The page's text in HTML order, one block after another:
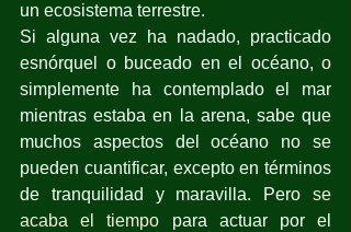
un ecosistema terrestre.
Si alguna vez ha nadado, practicado
esnórquel o buceado en el océano, o
simplemente ha contemplado el mar
mientras estaba en la arena, sabe que
muchos aspectos del océano no se
pueden cuantificar, excepto en términos
de tranquilidad y maravilla. Pero se
acaba el tiempo para actuar por el